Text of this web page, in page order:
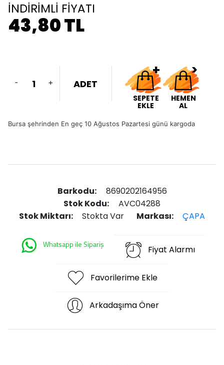
İNDİRİMLİ FİYATI
43,80 TL
- + ADET
SEPETE
EKLE
HEMEN
AL
Bursa şehrinden En geç 10 Ağustos Pazartesi günü kargoda
Barkodu:
8690202164956
Stok Kodu:
AVC04288
Stok Miktarı:
Stokta Var Markası: ÇAPA
Whatsapp ile Sipariş Fiyat Alarmı
Favorilerime Ekle
Arkadaşıma Öner